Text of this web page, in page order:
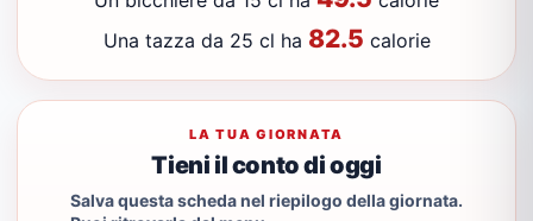
Una tazza da 25 cl ha 82.5 calorie
LA TUA GIORNATA
Tieni il conto di oggi
Salva questa scheda nel riepilogo della giornata.